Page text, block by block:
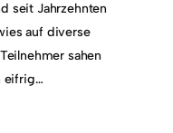
seit Jahrzehnten
auf diverse
sahen
eifrig…